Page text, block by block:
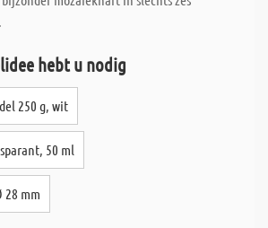
hebt u nodig
250 g, wit
50 ml
28 mm